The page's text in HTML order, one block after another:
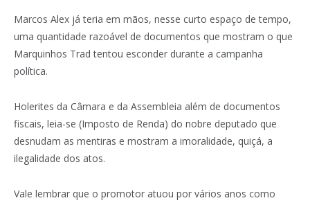
Marcos Alex já teria em mãos, nesse curto espaço de tempo,
uma quantidade razoável de documentos que mostram o que
Marquinhos Trad tentou esconder durante a campanha
política.
Holerites da Câmara e da Assembleia além de documentos
fiscais, leia-se (Imposto de Renda) do nobre deputado que
desnudam as mentiras e mostram a imoralidade, quiçá, a
ilegalidade dos atos.
Vale lembrar que o promotor atuou por vários anos como